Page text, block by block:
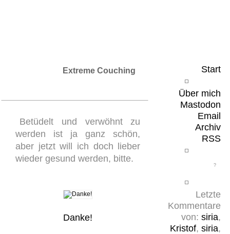
Start
Über mich
Mastodon
Email
Archiv
RSS
Letzte
Kommentare
von: siria,
Kristof, siria,
Extreme Couching
Betüdelt und verwöhnt zu
werden ist ja ganz schön,
aber jetzt will ich doch lieber
wieder gesund werden, bitte.
Danke!